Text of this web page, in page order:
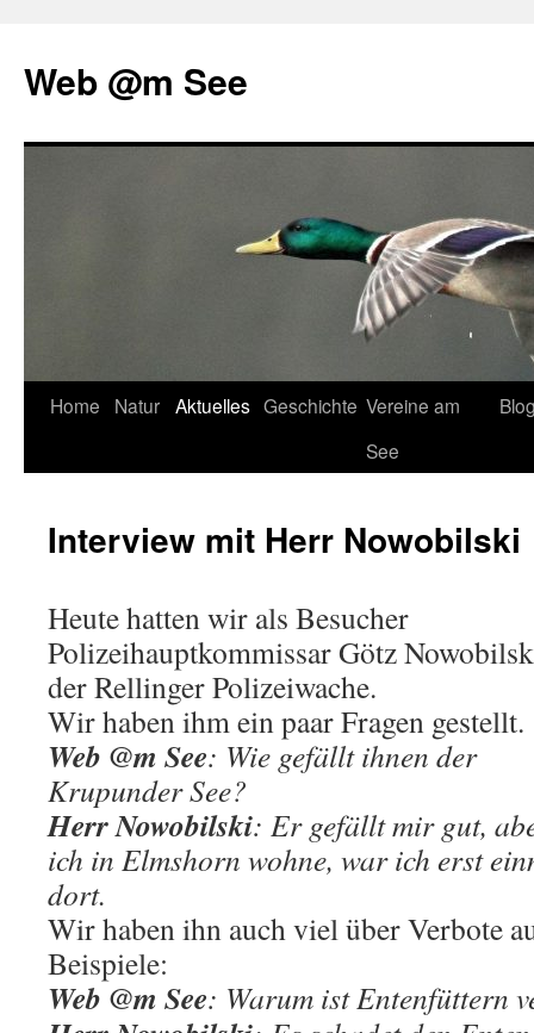
Web @m See
Zum
Home Natur Aktuelles Geschichte Vereine am
See
Interview mit Herr Nowobilski
Heute hatten wir als Besucher
Polizeihauptkommissar Götz
der Rellinger Polizeiwache.
Wir haben ihm ein paar Fragen gestellt.
Web @m See: Wie gefällt ihnen der
Krupunder See?
Herr Nowobilski: Er gefällt mir gut,
ich in Elmshorn wohne, war ich erst
dort.
Wir haben ihn auch viel über Verbote
Beispiele:
Web @m See: Warum ist Entenfüttern